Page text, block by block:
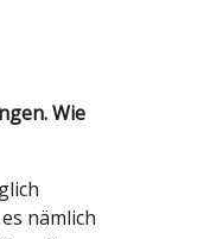
nämlich